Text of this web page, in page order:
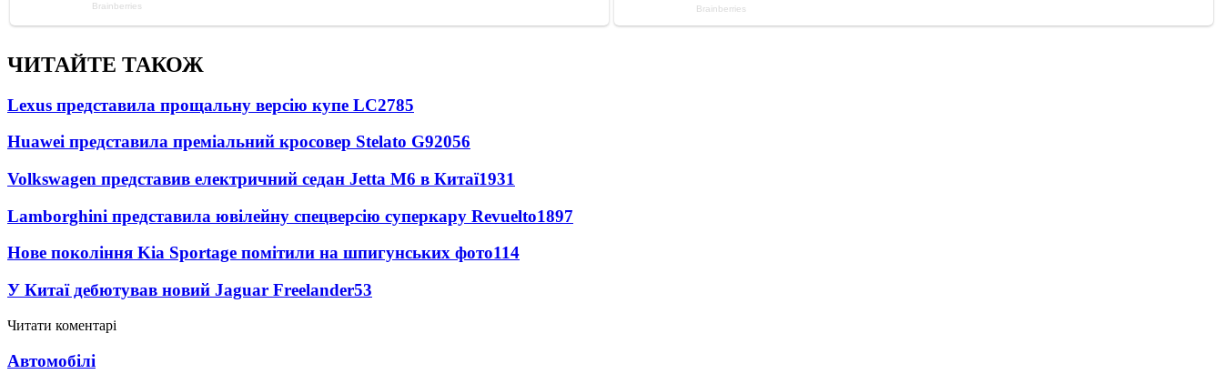
ЧИТАЙТЕ ТАКОЖ
Lexus представила прощальну версію купе LC2785
Huawei представила преміальний кросовер Stelato G92056
Volkswagen представив електричний седан Jetta M6 в Китаї1931
Lamborghini представила ювілейну спецверсію суперкару Revuelto1897
Нове покоління Kia Sportage помітили на шпигунських фото114
У Китаї дебютував новий Jaguar Freelander53
Читати коментарі
Автомобілі